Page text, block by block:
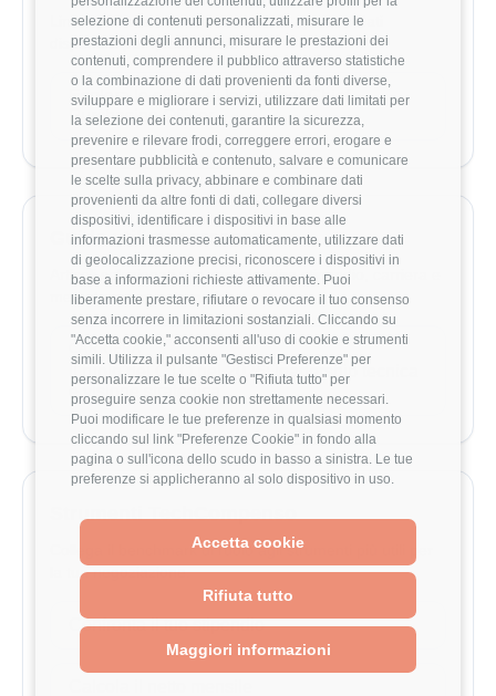
selezione di contenuti personalizzati, misurare le
prestazioni degli annunci, misurare le prestazioni dei
contenuti, comprendere il pubblico attraverso statistiche
o la combinazione di dati provenienti da fonti diverse,
sviluppare e migliorare i servizi, utilizzare dati limitati per
la selezione dei contenuti, garantire la sicurezza,
prevenire e rilevare frodi, correggere errori, erogare e
presentare pubblicità e contenuto, salvare e comunicare
le scelte sulla privacy, abbinare e combinare dati
provenienti da altre fonti di dati, collegare diversi
dispositivi, identificare i dispositivi in base alle
informazioni trasmesse automaticamente, utilizzare dati
di geolocalizzazione precisi, riconoscere i dispositivi in
base a informazioni richieste attivamente. Puoi
liberamente prestare, rifiutare o revocare il tuo consenso
senza incorrere in limitazioni sostanziali. Cliccando su
"Accetta cookie," acconsenti all'uso di cookie e strumenti
simili. Utilizza il pulsante "Gestisci Preferenze" per
personalizzare le tue scelte o "Rifiuta tutto" per
proseguire senza cookie non strettamente necessari.
Puoi modificare le tue preferenze in qualsiasi momento
cliccando sul link "Preferenze Cookie" in fondo alla
pagina o sull'icona dello scudo in basso a sinistra. Le tue
preferenze si applicheranno al solo dispositivo in uso.
Accetta cookie
Rifiuta tutto
Maggiori informazioni
Link rapidi alle aziende con offerte aperte o dati
disponibili per questo ruolo.
Esplora le offerte di lavoro per Chief
Purchasing Officer
Guide utili per crescere
Articoli selezionati per approfondire stipendio, carriera e
mercato per questo ruolo.
CARRIERA
Il ruolo del CTO nel 2026: leadership tecnica
e visione strategica
Strumenti TechCompenso
Collega il benchmark di ruolo agli strumenti più utili per
la tua negoziazione.
Confronta il tuo stipendio